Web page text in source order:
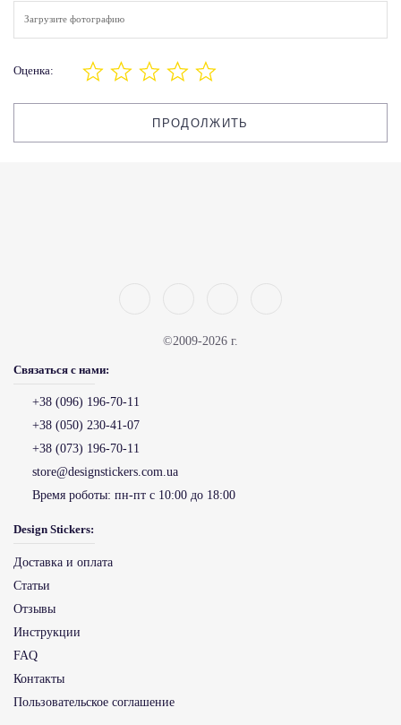
Загрузите фотографию
Оценка:
ПРОДОЛЖИТЬ
©2009-2026 г.
Связаться с нами:
+38 (096) 196-70-11
+38 (050) 230-41-07
+38 (073) 196-70-11
store@designstickers.com.ua
Время роботы: пн-пт с 10:00 до 18:00
Design Stickers:
Доставка и оплата
Статьи
Отзывы
Инструкции
FAQ
Контакты
Пользовательское соглашение